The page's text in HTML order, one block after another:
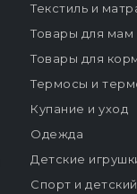
Текстиль и
Товары для мам
Товары для
Термосы и
Купание и уход
Одежда
Детские
Спорт и